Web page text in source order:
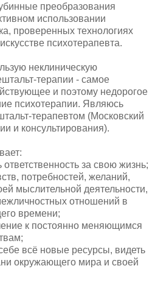
преобразования
использовании
проверенных технологиях
психотерапевта.
неклиническую
терапии - самое
и поэтому недорогое
психотерапии. Являюсь
терапевтом (Московский
и консультирования).
за свою жизнь;
потребностей, желаний,
мыслительной деятельности,
отношений в
времени;
к постоянно меняющимся
всё новые ресурсы, видеть
окружающего мира и своей